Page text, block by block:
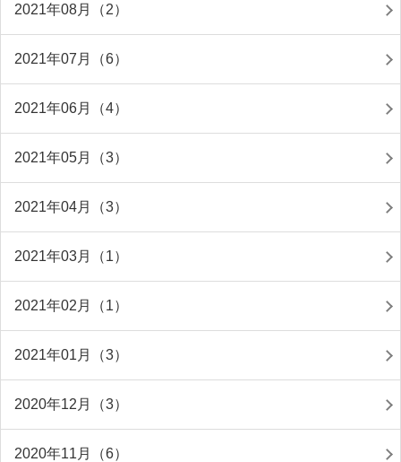
2021年08月（2）
2021年07月（6）
2021年06月（4）
2021年05月（3）
2021年04月（3）
2021年03月（1）
2021年02月（1）
2021年01月（3）
2020年12月（3）
2020年11月（6）